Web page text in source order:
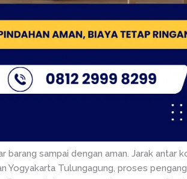
barang sampai dengan aman. Jarak antar
Yogyakarta Tulungagung, proses